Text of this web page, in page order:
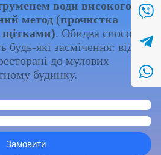
води високого
метод (прочистка
щітками). Обидва способи
які засмічення: від
до мулових
будинку.